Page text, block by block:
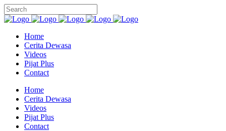
Home
Cerita Dewasa
Videos
Pijat Plus
Contact
Home
Cerita Dewasa
Videos
Pijat Plus
Contact